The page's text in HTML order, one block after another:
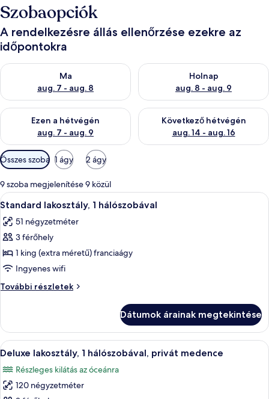
Szobaopciók
A rendelkezésre állás ellenőrzése ezekre az
időpontokra
Ma
aug. 7 - aug. 8
A ma esti rendelkezésre állás ellenőrzése: aug. 7 - aug. 8
Holnap
aug. 8 - aug. 9
A holnapi rendelkezésre állás
Ezen a hétvégén
aug. 7 - aug. 9
A mostani hétvégi rendelkezésre állás ellenőrzése: aug. 7 -
Következő hétvégén
aug. 14 - aug. 16
A következő hétvégi
Szobákhoz
rendelkezésre
álló
szűrők
Összes szoba 1 ágy 2 ágy
9 szoba megjelenítése 9 közül
A
következő
szoba
összes
képének
megtekintése:
Standard
lakosztály,
hálószobával
Egy erkély, melyen kerek asztal és
16
Standard lakosztály, 1 hálószobával
51 négyzetméter
3 férőhely
1 king (extra méretű) franciaágy
Ingyenes wifi
További részletek
Standard
további
részletei
Dátumok árainak megtekintése
A
következő
szoba
összes
Egy tetőtéri medencetér, ahol
17
Deluxe lakosztály, 1 hálószobával, privát medence
Részleges kilátás az óceánra
120 négyzetméter